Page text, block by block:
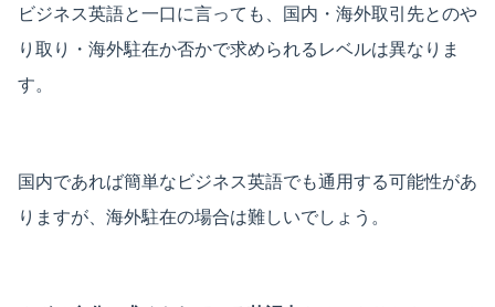
ビジネス英語と一口に言っても、国内・海外取引先とのや
り取り・海外駐在か否かで求められるレベルは異なりま
す。
国内であれば簡単なビジネス英語でも通用する可能性があ
りますが、海外駐在の場合は難しいでしょう。